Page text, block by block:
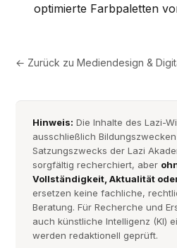
optimierte Farbpaletten
← Zurück zuMediendesign &
Hinweis: Die Inhalte des Lazi-
ausschließlich
Satzungszwecks der Lazi
sorgfältig recherchiert, aber
Vollständigkeit, Aktualität
ersetzen keine fachliche,
Beratung. Für Recherche und
auch künstliche Intelligenz (KI)
werden redaktionell geprüft.